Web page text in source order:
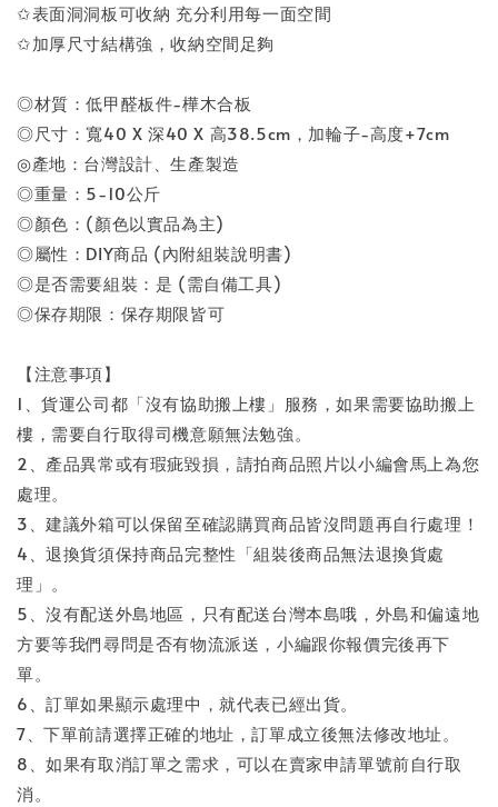
✩表面洞洞板可收納 充分利用每一面空間
✩加厚尺寸結構強，收納空間足夠
◎材質：低甲醛板件-樺木合板
◎尺寸：寬40 X 深40 X 高38.5cm，加輪子-高度+7cm
◎產地：台灣設計、生產製造
◎重量：5-10公斤
◎顏色：(顏色以實品為主)
◎屬性：DIY商品 (內附組裝說明書)
◎是否需要組裝：是 (需自備工具)
◎保存期限：保存期限皆可
【注意事項】
1、貨運公司都「沒有協助搬上樓」服務，如果需要協助搬上
樓，需要自行取得司機意願無法勉強。
2、產品異常或有瑕疵毀損，請拍商品照片以小編會馬上為您
處理。
3、建議外箱可以保留至確認購買商品皆沒問題再自行處理！
4、退換貨須保持商品完整性「組裝後商品無法退換貨處
理」。
5、沒有配送外島地區，只有配送台灣本島哦，外島和偏遠地
方要等我們尋問是否有物流派送，小編跟你報價完後再下
單。
6、訂單如果顯示處理中，就代表已經出貨。
7、下單前請選擇正確的地址，訂單成立後無法修改地址。
8、如果有取消訂單之需求，可以在賣家申請單號前自行取
消。